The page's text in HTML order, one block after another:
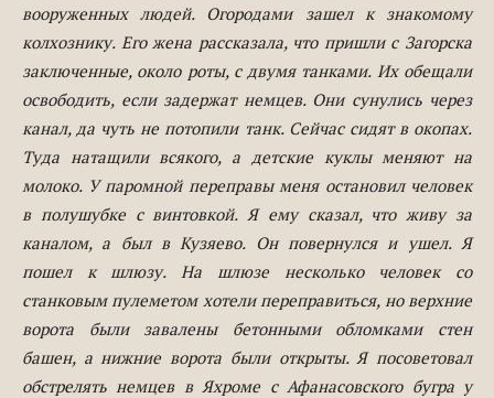
вооруженных людей. Огородами зашел к знакомому
колхознику. Его жена рассказала, что пришли с Загорска
заключенные, около роты, с двумя танками. Их обещали
освободить, если задержат немцев. Они сунулись через
канал, да чуть не потопили танк. Сейчас сидят в окопах.
Туда натащили всякого, а детские куклы меняют на
молоко. У паромной переправы меня остановил человек
в полушубке с винтовкой. Я ему сказал, что живу за
каналом, а был в Кузяево. Он повернулся и ушел. Я
пошел к шлюзу. На шлюзе несколько человек со
станковым пулеметом хотели переправиться, но верхние
ворота были завалены бетонными обломками стен
башен, а нижние ворота были открыты. Я посоветовал
обстрелять немцев в Яхроме с Афанасовского бугра у